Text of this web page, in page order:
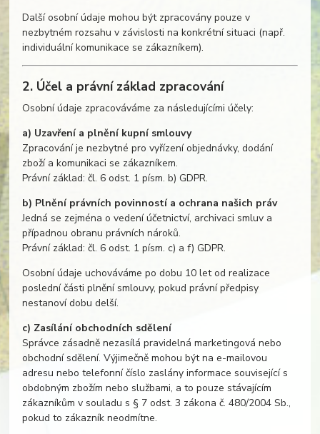
Další osobní údaje mohou být zpracovány pouze v
nezbytném rozsahu v závislosti na konkrétní situaci (např.
individuální komunikace se zákazníkem).
2. Účel a právní základ zpracování
Osobní údaje zpracováváme za následujícími účely:
a) Uzavření a plnění kupní smlouvy
Zpracování je nezbytné pro vyřízení objednávky, dodání
zboží a komunikaci se zákazníkem.
Právní základ: čl. 6 odst. 1 písm. b) GDPR.
b) Plnění právních povinností a ochrana našich práv
Jedná se zejména o vedení účetnictví, archivaci smluv a
případnou obranu právních nároků.
Právní základ: čl. 6 odst. 1 písm. c) a f) GDPR.
Osobní údaje uchováváme po dobu 10 let od realizace
poslední části plnění smlouvy, pokud právní předpisy
nestanoví dobu delší.
c) Zasílání obchodních sdělení
Správce zásadně nezasílá pravidelná marketingová nebo
obchodní sdělení. Výjimečně mohou být na e-mailovou
adresu nebo telefonní číslo zaslány informace související s
obdobným zbožím nebo službami, a to pouze stávajícím
zákazníkům v souladu s § 7 odst. 3 zákona č. 480/2004 Sb.,
pokud to zákazník neodmítne.